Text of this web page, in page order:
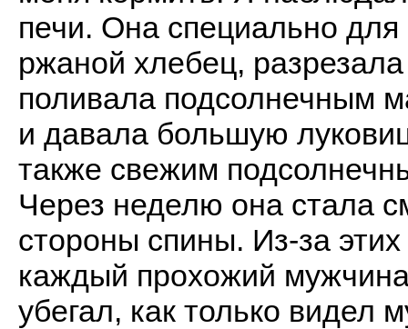
печи. Она специально
ржаной хлебец,
поливала подсолнечным
и давала большую
также свежим
Через неделю она стала
стороны спины. Из-за
каждый прохожий
убегал, как только видел